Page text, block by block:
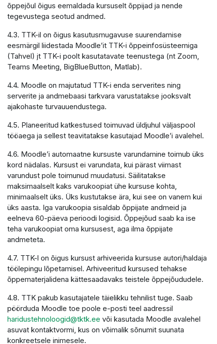
õppejõul õigus eemaldada kursuselt õppijad ja nende
tegevustega seotud andmed.
4.3. TTK-il on õigus kasutusmugavuse suurendamise
eesmärgil liidestada Moodle’it TTK-i õppeinfosüsteemiga
(Tahvel) jt TTK-i poolt kasutatavate teenustega (nt Zoom,
Teams Meeting, BigBlueButton, Matlab).
4.4. Moodle on majutatud TTK-i enda serverites ning
serverite ja andmebaasi tarkvara varustatakse jooksvalt
ajakohaste turvauuendustega.
4.5. Planeeritud katkestused toimuvad üldjuhul väljaspool
tööaega ja sellest teavitatakse kasutajad Moodle’i avalehel.
4.6. Moodle’i automaatne kursuste varundamine toimub üks
kord nädalas. Kursust ei varundata, kui pärast viimast
varundust pole toimunud muudatusi. Säilitatakse
maksimaalselt kaks varukoopiat ühe kursuse kohta,
minimaalselt üks. Üks kustutakse ära, kui see on vanem kui
üks aasta. Iga varukoopia sisaldab õppijate andmeid ja
eelneva 60-päeva perioodi logisid. Õppejõud saab ka ise
teha varukoopiat oma kursusest, aga ilma õppijate
andmeteta.
4.7. TTK-l on õigus kursust arhiveerida kursuse autori/haldaja
töölepingu lõpetamisel. Arhiveeritud kursused tehakse
õppematerjalidena kättesaadavaks teistele õppejõududele.
4.8. TTK pakub kasutajatele täielikku tehnilist tuge. Saab
pöörduda Moodle toe poole e-posti teel aadressil
haridustehnoloogid@tktk.ee või kasutada Moodle avalehel
asuvat kontaktvormi, kus on võimalik sõnumit suunata
konkreetsele inimesele.